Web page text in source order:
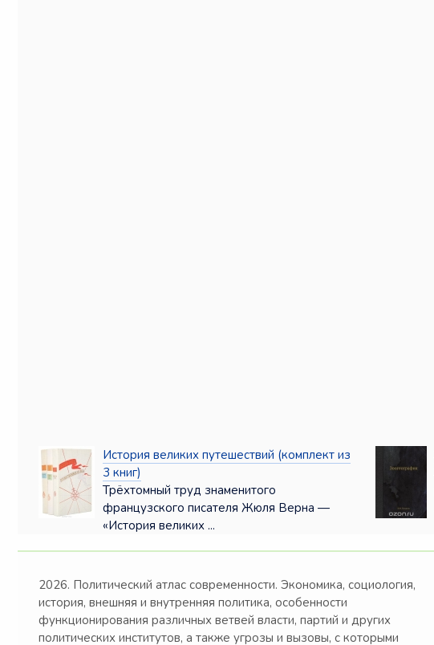
История великих путешествий (комплект из
3 книг)
Трёхтомный труд знаменитого
французского писателя Жюля Верна —
«История великих ...
2026. Политический атлас современности. Экономика, социология,
история, внешняя и внутренняя политика, особенности
функционирования различных ветвей власти, партий и других
политических институтов, а также угрозы и вызовы, с которыми